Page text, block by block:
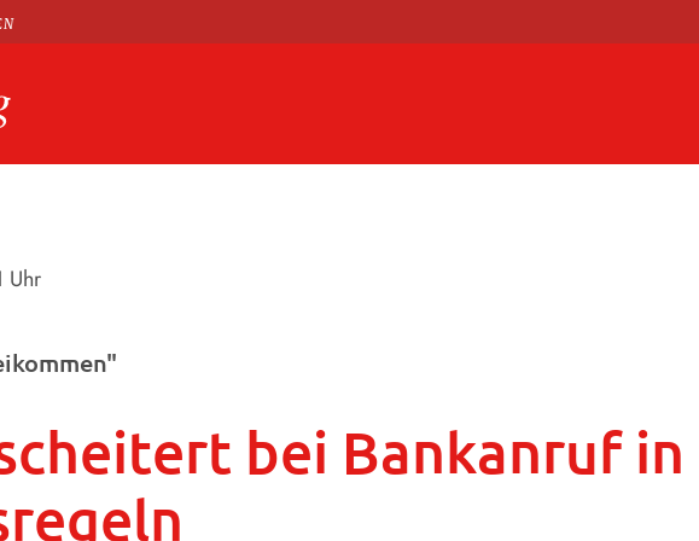
Uhr
bei Bankanruf in